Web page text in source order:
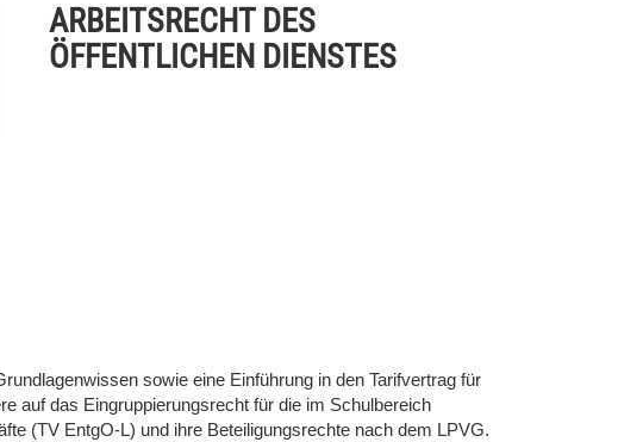
ARBEITSRECHT DES
ÖFFENTLICHEN DIENSTES
sowie eine Einführung in den Tarifvertrag für
auf das Eingruppierungsrecht für die im Schulbereich
(TV EntgO-L) und ihre Beteiligungsrechte nach dem LPVG.